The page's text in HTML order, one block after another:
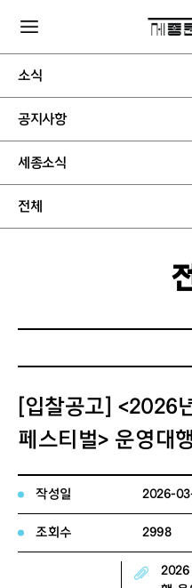
소식
공지사항
세종소식
전체
[입찰공고] <2026
페스티벌> 운영대
작성일 2026-
조회수 2998
2026